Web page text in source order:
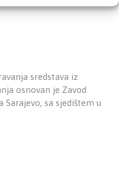
sredstava iz
osnovan je Zavod
sa sjedištem u